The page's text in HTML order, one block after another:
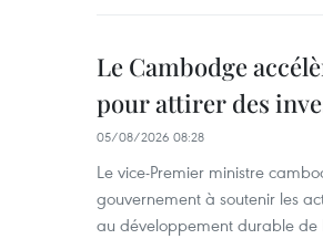
Le Cambodge
pour attirer des
05/08/2026 08:28
Le vice-Premier ministre
gouvernement à soutenir les
au développement durable de